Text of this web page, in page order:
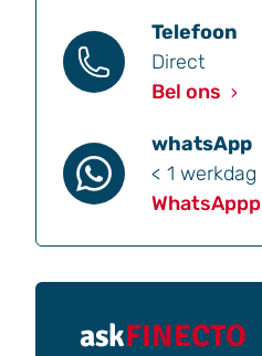
Telefoon
Direct
Bel ons
whatsApp
< 1 werkdag
WhatsAppp
askFINECTO